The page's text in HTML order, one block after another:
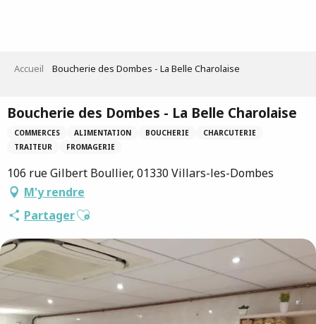
Accueil Boucherie des Dombes - La Belle Charolaise
Boucherie des Dombes - La Belle Charolaise
COMMERCES ALIMENTATION BOUCHERIE
CHARCUTERIE
TRAITEUR
FROMAGERIE
106 rue Gilbert Boullier, 01330 Villars-les-Dombes
M'y rendre
PartagerAjouter aux favoris